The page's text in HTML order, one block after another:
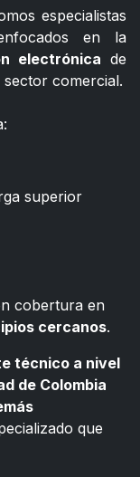
especialistas
en la
electrónica de
comercial.
superior
cobertura en
cercanos.
técnico a nivel
de Colombia
que